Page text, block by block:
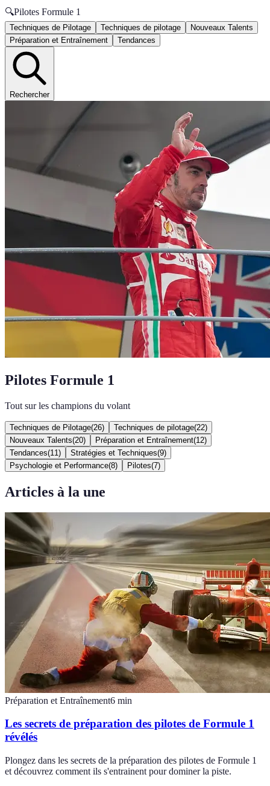
🔍Pilotes Formule 1
Techniques de Pilotage Techniques de pilotage
Nouveaux Talents
Préparation et Entraînement
Tendances
Rechercher
Pilotes Formule 1
Tout sur les champions du volant
Techniques de Pilotage(26) Techniques de pilotage(22)
Nouveaux Talents(20) Préparation et Entraînement(12)
Tendances(11 ) Stratégies et Techniques(9)
Psychologie et Performance(8) Pilotes(7)
Articles à la une
Préparation et Entraînement6 min
Les secrets de préparation des pilotes de Formule 1
révélés
Plongez dans les secrets de la préparation des pilotes de Formule 1
et découvrez comment ils s'entrainent pour dominer la piste.